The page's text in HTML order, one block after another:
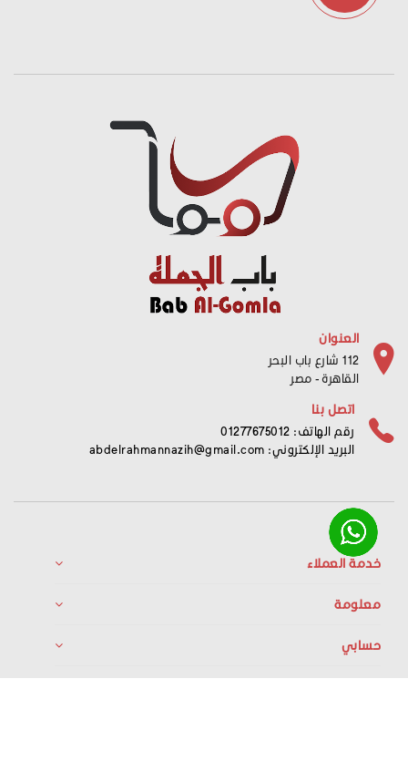
العنوان
112 شارع باب البحر
القاهرة - مصر
اتصل بنا
رقم الهاتف: 01277675012
البريد الإلكتروني: abdelrahmannazih@gmail.com
خدمة العملاء
معلومة
حسابي